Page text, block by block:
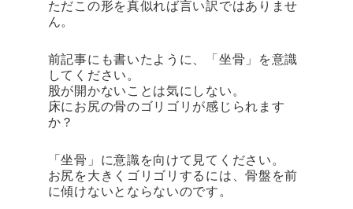
ただこの形を真似れば言い訳ではありませ
ん。
前記事にも書いたように、「坐骨」を意識
してください。
股が開かないことは気にしない。
床にお尻の骨のゴリゴリが感じられます
か？
「坐骨」に意識を向けて見てください。
お尻を大きくゴリゴリするには、骨盤を前
に傾けないとならないのです。